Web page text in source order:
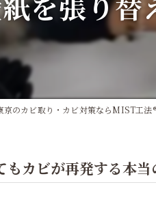
紙を張り
京のカビ取り・カビ対策ならMIST工法
もカビが再発する本当